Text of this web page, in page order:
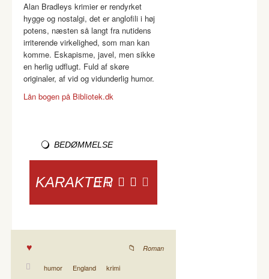
Alan Bradleys krimier er rendyrket
hygge og nostalgi, det er anglofili i høj
potens, næsten så langt fra nutidens
irriterende virkelighed, som man kan
komme. Eskapisme, javel, men sikke
en herlig udflugt. Fuld af skøre
originaler, af vid og vidunderlig humor.
Lån bogen på Bibliotek.dk
BEDØMMELSE
KARAKTER
Roman
humor England
krimi